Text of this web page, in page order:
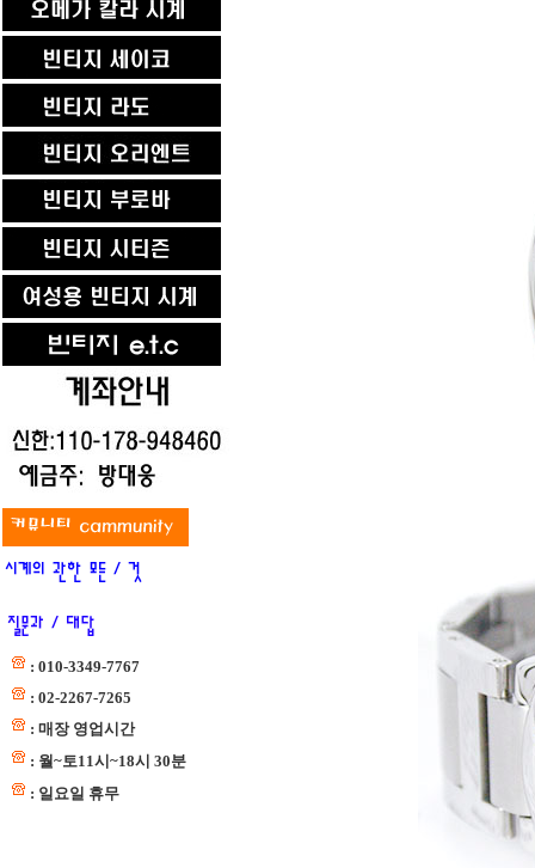
: 010-3349-7767
: 02-2267-7265
: 매장 영업시간
: 월~토11시~18시 30분
: 일요일 휴무